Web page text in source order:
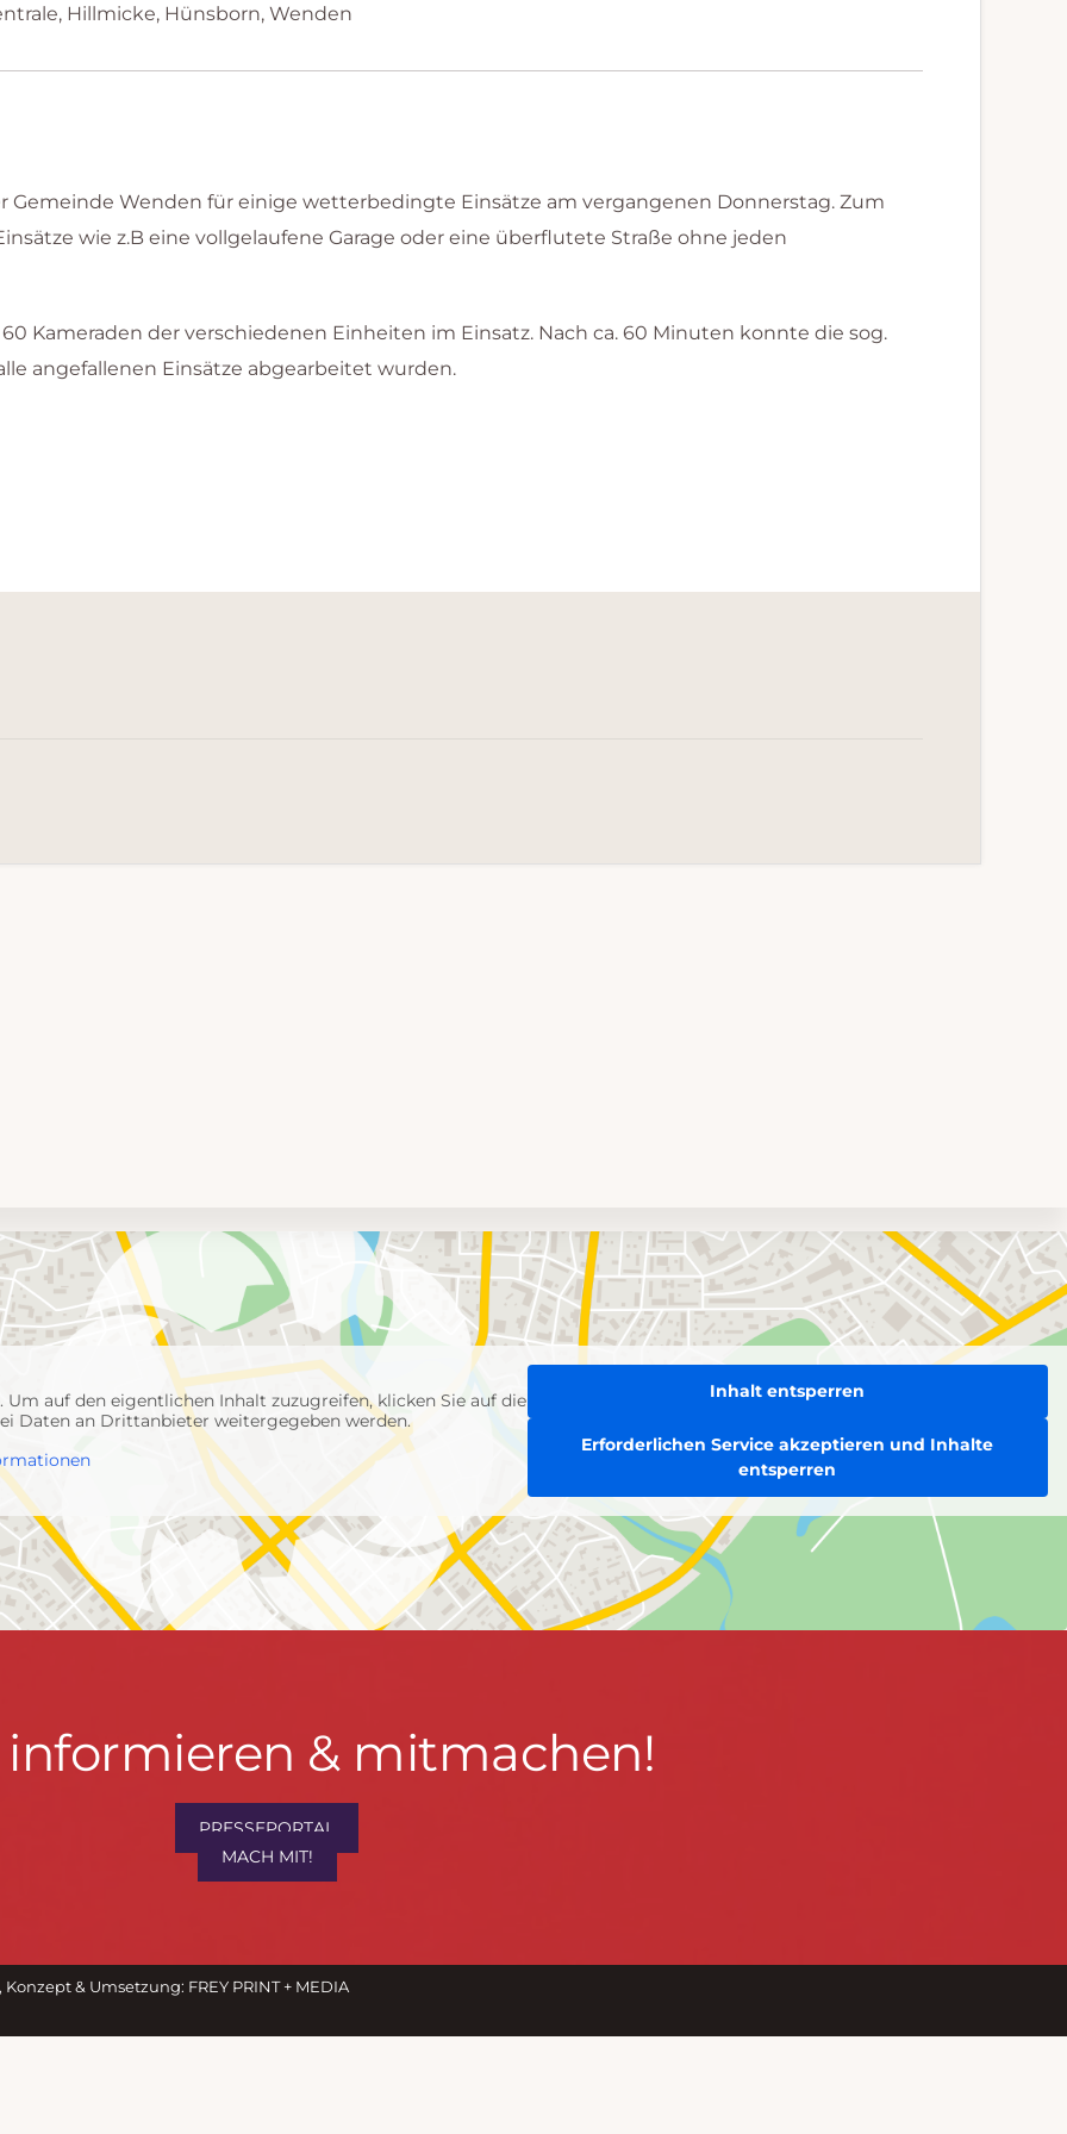
Hillmicke, Hünsborn, Wenden
Gemeinde Wenden für einige wetterbedingte Einsätze am vergangenen Donnerstag. Zum
wie z.B eine vollgelaufene Garage oder eine überflutete Straße ohne jeden
60 Kameraden der verschiedenen Einheiten im Einsatz. Nach ca. 60 Minuten konnte die sog.
angefallenen Einsätze abgearbeitet wurden.
. Um auf den eigentlichen Inhalt zuzugreifen, klicken Sie auf die
Daten an Drittanbieter weitergegeben werden.
Inhalt entsperren
Erforderlichen Service akzeptieren und Inhalte
entsperren
& mitmachen!
PRESSEPORTAL
MACH MIT!
Konzept & Umsetzung: FREY PRINT + MEDIA